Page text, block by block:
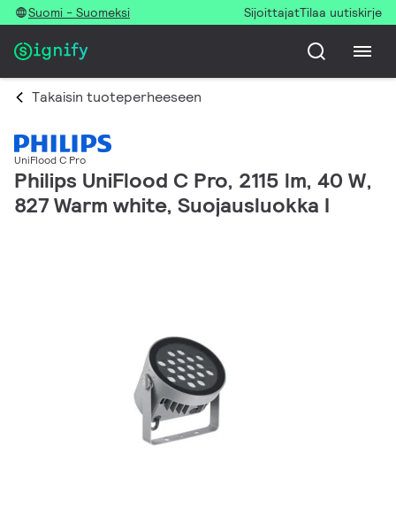
Suomi - Suomeksi SijoittajatTilaa uutiskirje
Takaisin tuoteperheeseen
UniFlood C Pro
Philips UniFlood C Pro, 2115 lm, 40 W,
827 Warm white, Suojausluokka I